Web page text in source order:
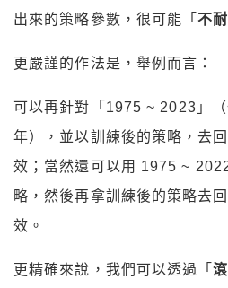
出來的策略參數，很可能「不
更嚴謹的作法是，舉例而言：
可以再針對「1975 ~ 2023」
年），並以訓練後的策略，去
效； 當然還可以用 1975 ~
略，然後再拿訓練後的策略去
效。
更精確來說，我們可以透過「